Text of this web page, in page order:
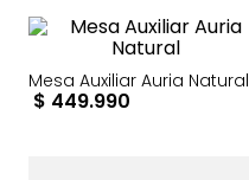
Mesa Auxiliar Auria Natural
$ 449.990